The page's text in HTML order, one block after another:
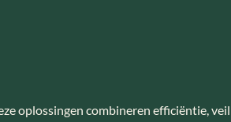
oplossingen combineren efficiëntie,